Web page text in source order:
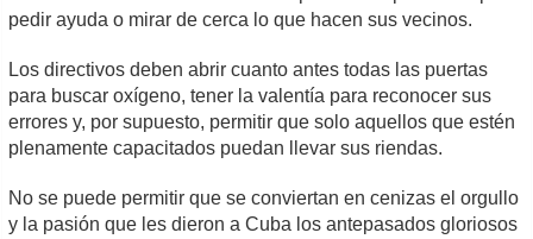
pedir ayuda o mirar de cerca lo que hacen sus vecinos.
Los directivos deben abrir cuanto antes todas las puertas
para buscar oxígeno, tener la valentía para reconocer sus
errores y, por supuesto, permitir que solo aquellos que estén
plenamente capacitados puedan llevar sus riendas.
No se puede permitir que se conviertan en cenizas el orgullo
y la pasión que les dieron a Cuba los antepasados gloriosos